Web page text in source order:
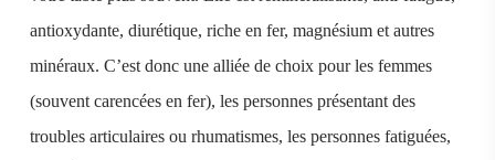
antioxydante, diurétique, riche en fer, magnésium et autres
minéraux. C’est donc une alliée de choix pour les femmes
(souvent carencées en fer), les personnes présentant des
troubles articulaires ou rhumatismes, les personnes fatiguées,